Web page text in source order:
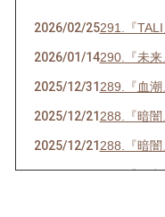
2026/02/25291.『TALI
2026/01/14290.『未来
2025/12/31289.『血潮
2025/12/21288.『暗闇
2025/12/21288.『暗闇
2025/07/16286.『ネ申